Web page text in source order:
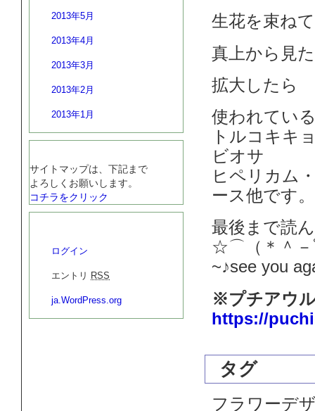
2013年5月
2013年4月
2013年3月
2013年2月
2013年1月
サイトマップは、下記まで
よろしくお願いします。
コチラをクリック
ログイン
エントリ RSS
ja.WordPress.org
生花を束ね
真上から見
拡大したら
使われてい
トルコキキ
ビオサ
ヒペリカム
ース他です。
最後まで読
☆⌒（＊＾－
~♪see you
※プチアウ
https://
タグ
フラワーデ